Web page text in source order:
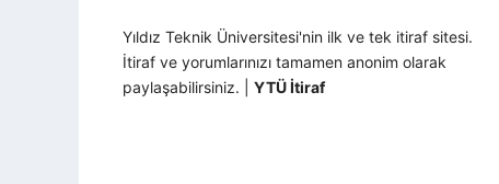
Yıldız Teknik Üniversitesi'nin ilk ve tek itiraf sitesi.
İtiraf ve yorumlarınızı tamamen anonim olarak
paylaşabilirsiniz. | YTÜ İtiraf